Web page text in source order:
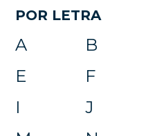
POR LETRA
A B
E
F
I
J